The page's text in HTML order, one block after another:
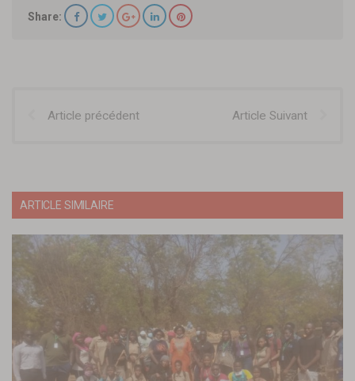
Share:
Article précédent Article Suivant
ARTICLE SIMILAIRE